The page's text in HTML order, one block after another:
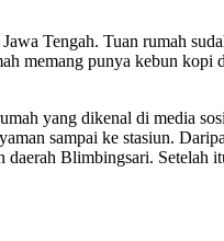
Tengah. Tuan rumah
memang punya kebun
yang dikenal di media
sampai ke stasiun.
Blimbingsari. Setelah